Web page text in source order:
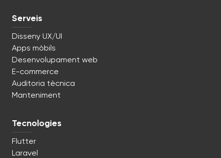
Serveis
Disseny UX/UI
Apps mòbils
Desenvolupament web
E-commerce
Auditoria tècnica
Manteniment
Tecnologies
Flutter
Laravel